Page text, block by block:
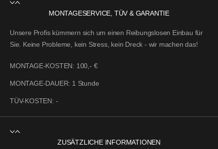
MONTAGESERVICE, TÜV & GARANTIE
Unsere Profis kümmern sich um einen Reibungslosen Einbau für
Sie. Keine Probleme, kein Stress, kein Dreck - wir machen das!
MONTAGE-KOSTEN: 100,- €
MONTAGE-DAUER: 1 Stunde
TÜV-KOSTEN: -
ZUSÄTZLICHE INFORMATIONEN